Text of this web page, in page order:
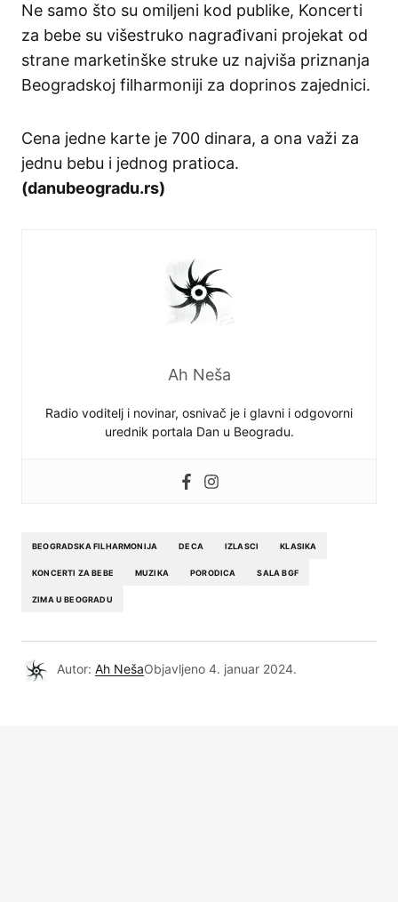
Ne samo što su omiljeni kod publike, Koncerti
za bebe su višestruko nagrađivani projekat od
strane marketinške struke uz najviša priznanja
Beogradskoj filharmoniji za doprinos zajednici.
Cena jedne karte je 700 dinara, a ona važi za
jednu bebu i jednog pratioca.
(danubeogradu.rs)
Ah Neša
Radio voditelj i novinar, osnivač je i glavni i odgovorni
urednik portala Dan u Beogradu.
BEOGRADSKA FILHARMONIJA DECA IZLASCI KLASIKA
KONCERTI ZA BEBE MUZIKA PORODICA SALA BGF
ZIMA U BEOGRADU
Autor: Ah NešaObjavljeno 4. januar 2024.